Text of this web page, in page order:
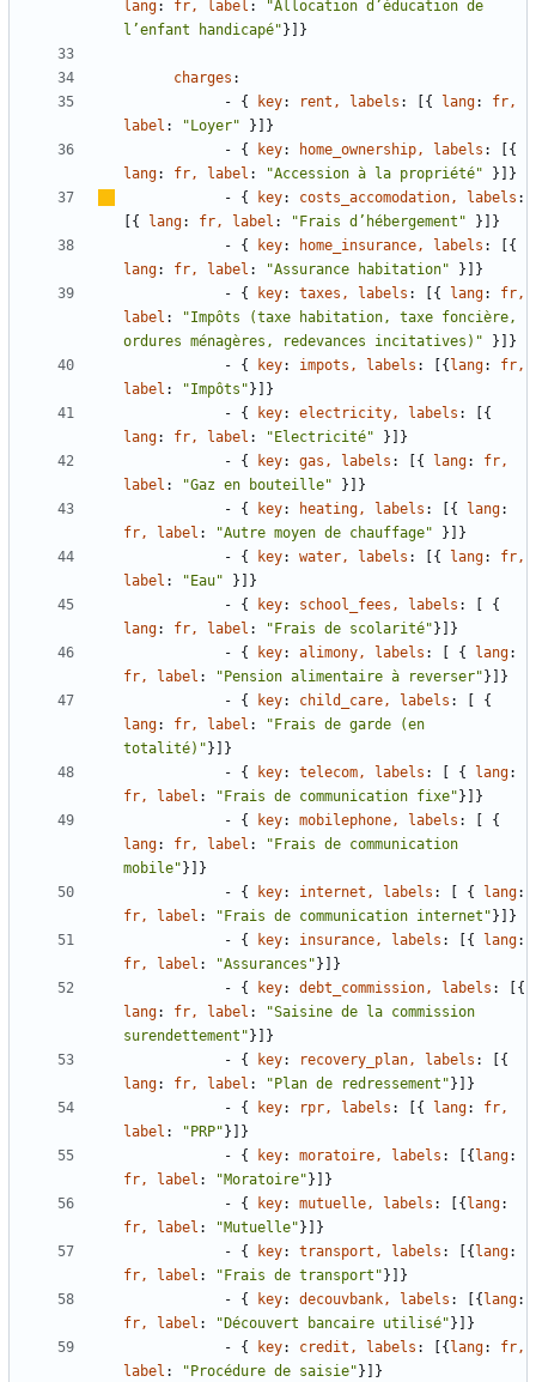
lang: fr, label :
"Allocation d’éducation de
l ’enfant handicapé" } }
charges :
- {
key: rent, labels : { lang:
fr,
label : "Loyer" }
}
- {
key: home_ownership, labels :
{
lang: fr, label : "Accession à la propriété" }
}
- {
key: costs_accomodation, labels :
{ lang: fr, label : "Frais d ’ hébergement" }
}
- {
key: home_insurance, labels :
{
lang: fr, label : "Assurance habitation" }
}
- {
key: taxes, labels : { lang:
fr,
label :
"Impôts (taxe habitation, taxe foncière,
ordures ménagères, redevances incitatives)"
}
}
- {
key: impots, labels : { lang:
fr,
label : "Impôts" }
}
- {
key: electricity, labels :
{
lang: fr, label : "Electricité" }
}
- {
key: gas, labels : { lang:
fr,
label : "Gaz en bouteille" }
}
- {
key: heating, labels : { lang:
fr, label : "Autre moyen de chauffage" }
}
- {
key: water, labels : { lang:
fr,
label : "Eau" }
}
- {
key: school_fees, labels :
{
lang: fr, label : "Frais de scolarité" }
}
- {
key: alimony, labels : { lang:
fr, label : "Pension alimentaire à reverser" }
}
- {
key: child_care, labels :
{
lang: fr, label :
"Frais de garde (en
totalité)" }
}
- {
key: telecom, labels : { lang:
fr, label : "Frais de communication fixe" }
}
- {
key: mobilephone, labels :
{
lang: fr, label :
"Frais de communication
mobile" }
}
- {
key: internet, labels : { lang:
fr, label : "Frais de communication internet" }
}
- {
key: insurance, labels : { lang:
fr, label : "Assurances" }
}
- {
key: debt_commission, labels :
{
lang: fr, label :
"Saisine de la commission
surendettement" }
}
- {
key: recovery_plan, labels :
{
lang: fr, label : "Plan de redressement" }
}
- {
key: rpr, labels : { lang:
fr,
label : "PRP" }
}
- {
key: moratoire, labels : { lang:
fr, label : "Moratoire" }
}
- {
key: mutuelle, labels : { lang:
fr, label : "Mutuelle" }
}
- {
key: transport, labels : { lang:
fr, label : "Frais de transport" }
}
- {
key: decouvbank, labels : { lang:
fr, label : "Découvert bancaire utilisé" }
}
- {
key: credit, labels : { lang:
fr,
label : "Procédure de saisie" }
}